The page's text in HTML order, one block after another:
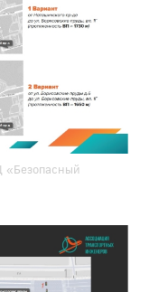
«Безопасный